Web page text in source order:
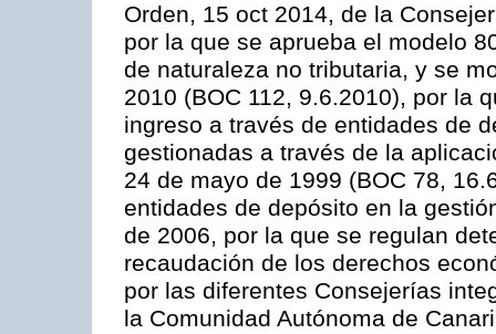
Orden, 15 oct 2014, de la
por la que se aprueba el modelo
de naturaleza no tributaria, y se
2010 (BOC 112, 9.6.2010), por la
ingreso a través de entidades de
gestionadas a través de la
24 de mayo de 1999 (BOC 78,
entidades de depósito en la
de 2006, por la que se regulan
recaudación de los derechos
por las diferentes Consejerías
la Comunidad Autónoma de